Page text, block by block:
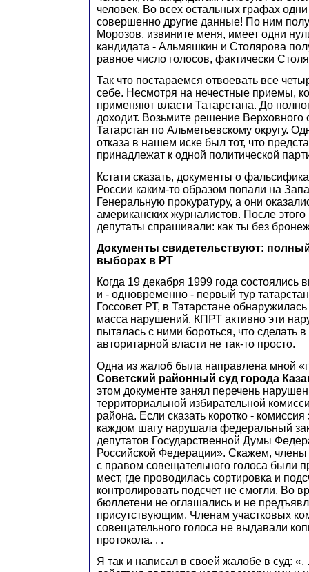
человек. Во всех остальных графах
совершенно другие данные! По ним
Морозов, извините меня, имеет одни
кандидата - Альмяшкин и Столярова
равное число голосов, фактически
Так что постараемся отвоевать все
себе. Несмотря на нечестные приемы,
применяют власти Татарстана. До
доходит. Возьмите решение Верховного
Татарстан по Альметьевскому округу.
отказа в нашем иске был тот, что
принадлежат к одной политической
Кстати сказать, документы о
России каким-то образом попали на
Генеральную прокуратуру, а они
американских журналистов. После
депутаты спрашивали: как ты без
Документы свидетельствуют:
выборах в РТ
Когда 19 декабря 1999 года
и - одновременно - первый тур
Госсовет РТ, в Татарстане
масса нарушений. КПРТ активно эти
пыталась с ними бороться, что сделать
авторитарной власти не так-то просто.
Одна из жалоб была направлена мной
Советский районный суд города
этом документе занял перечень
территориальной избирательной
района. Если сказать коротко - комиссия
каждом шагу нарушала федеральный
депутатов Государственной Думы
Российской Федерации». Скажем, члены
с правом совещательного голоса были
мест, где проводилась сортировка и
контролировать подсчет не смогли. Во
бюллетени не оглашались и не
присутствующим. Членам участковых
совещательного голоса не выдавали
протокола. . .
Я так и написал в своей жалобе в суд: